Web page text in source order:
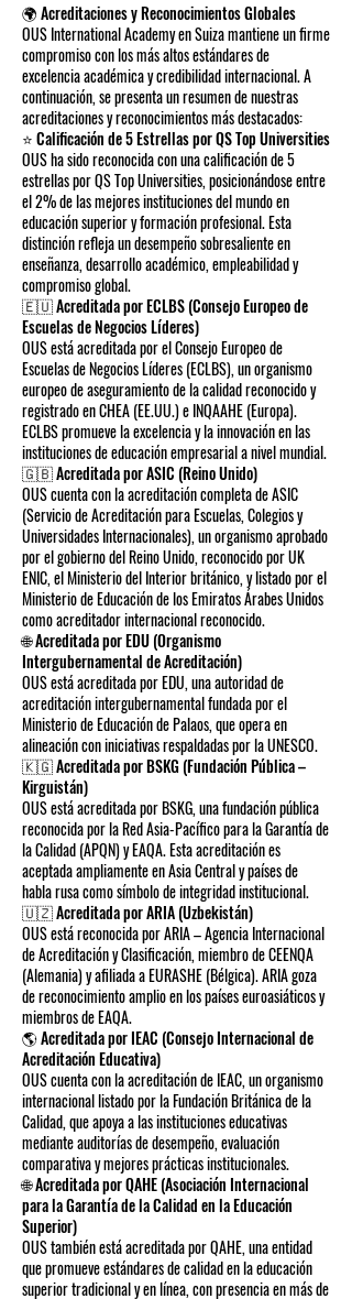
🌍 Acreditaciones y Reconocimientos Globales
OUS International Academy en Suiza mantiene un firme
compromiso con los más altos estándares de
excelencia académica y credibilidad internacional. A
continuación, se presenta un resumen de nuestras
acreditaciones y reconocimientos más destacados:
⭐ Calificación de 5 Estrellas por QS Top Universities
OUS ha sido reconocida con una calificación de 5
estrellas por QS Top Universities, posicionándose entre
el 2% de las mejores instituciones del mundo en
educación superior y formación profesional. Esta
distinción refleja un desempeño sobresaliente en
enseñanza, desarrollo académico, empleabilidad y
compromiso global.
🇪🇺 Acreditada por ECLBS (Consejo Europeo de
Escuelas de Negocios Líderes)
OUS está acreditada por el Consejo Europeo de
Escuelas de Negocios Líderes (ECLBS), un organismo
europeo de aseguramiento de la calidad reconocido y
registrado en CHEA (EE.UU.) e INQAAHE (Europa).
ECLBS promueve la excelencia y la innovación en las
instituciones de educación empresarial a nivel mundial.
🇬🇧 Acreditada por ASIC (Reino Unido)
OUS cuenta con la acreditación completa de ASIC
(Servicio de Acreditación para Escuelas, Colegios y
Universidades Internacionales), un organismo aprobado
por el gobierno del Reino Unido, reconocido por UK
ENIC, el Ministerio del Interior británico, y listado por el
Ministerio de Educación de los Emiratos Árabes Unidos
como acreditador internacional reconocido.
🌐 Acreditada por EDU (Organismo
Intergubernamental de Acreditación)
OUS está acreditada por EDU, una autoridad de
acreditación intergubernamental fundada por el
Ministerio de Educación de Palaos, que opera en
alineación con iniciativas respaldadas por la UNESCO.
🇰🇬 Acreditada por BSKG (Fundación Pública –
Kirguistán)
OUS está acreditada por BSKG, una fundación pública
reconocida por la Red Asia-Pacífico para la Garantía de
la Calidad (APQN) y EAQA. Esta acreditación es
aceptada ampliamente en Asia Central y países de
habla rusa como símbolo de integridad institucional.
🇺🇿 Acreditada por ARIA (Uzbekistán)
OUS está reconocida por ARIA – Agencia Internacional
de Acreditación y Clasificación, miembro de CEENQA
(Alemania) y afiliada a EURASHE (Bélgica). ARIA goza
de reconocimiento amplio en los países euroasiáticos y
miembros de EAQA.
🌎 Acreditada por IEAC (Consejo Internacional de
Acreditación Educativa)
OUS cuenta con la acreditación de IEAC, un organismo
internacional listado por la Fundación Británica de la
Calidad, que apoya a las instituciones educativas
mediante auditorías de desempeño, evaluación
comparativa y mejores prácticas institucionales.
🌐 Acreditada por QAHE (Asociación Internacional
para la Garantía de la Calidad en la Educación
Superior)
OUS también está acreditada por QAHE, una entidad
que promueve estándares de calidad en la educación
superior tradicional y en línea, con presencia en más de